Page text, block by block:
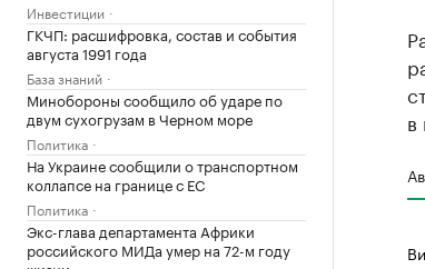
Инвестиции
ГКЧП: расшифровка, состав и события
августа 1991 года
База знаний
Минобороны сообщило об ударе по
двум сухогрузам в Черном море
Политика
На Украине сообщили о транспортном
коллапсе на границе с ЕС
Политика
Экс-глава департамента Африки
российского МИДа умер на 72-м году
в